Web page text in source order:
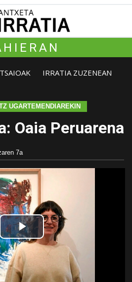
IRRATIA ZUZENEAN
UGARTEMENDIAREKIN
Oaia Peruarena
7a